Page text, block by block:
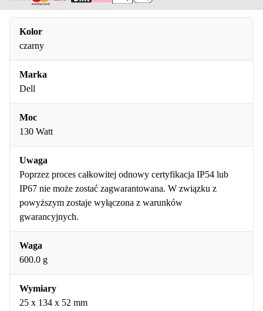
Kolor
czarny
Marka
Dell
Moc
130 Watt
Uwaga
Poprzez proces całkowitej odnowy certyfikacja IP54 lub
IP67 nie może zostać zagwarantowana. W związku z
powyższym zostaje wyłączona z warunków
gwarancyjnych.
Waga
600.0 g
Wymiary
25 x 134 x 52 mm